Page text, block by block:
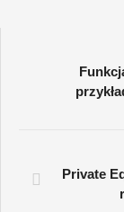
Private